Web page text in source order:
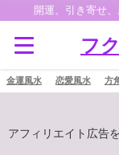
開運、引き寄せ
フ
金運風水 恋愛風水 方
アフィリエイト広告